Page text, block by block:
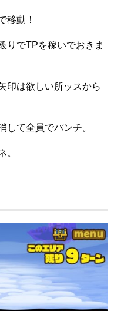
移動！
りでTPを稼いでおきま
印は欲しい所ッスから
して全員でパンチ。
。